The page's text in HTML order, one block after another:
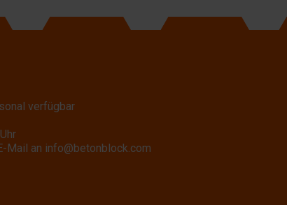
verfügbar
Mail an info@betonblock.com